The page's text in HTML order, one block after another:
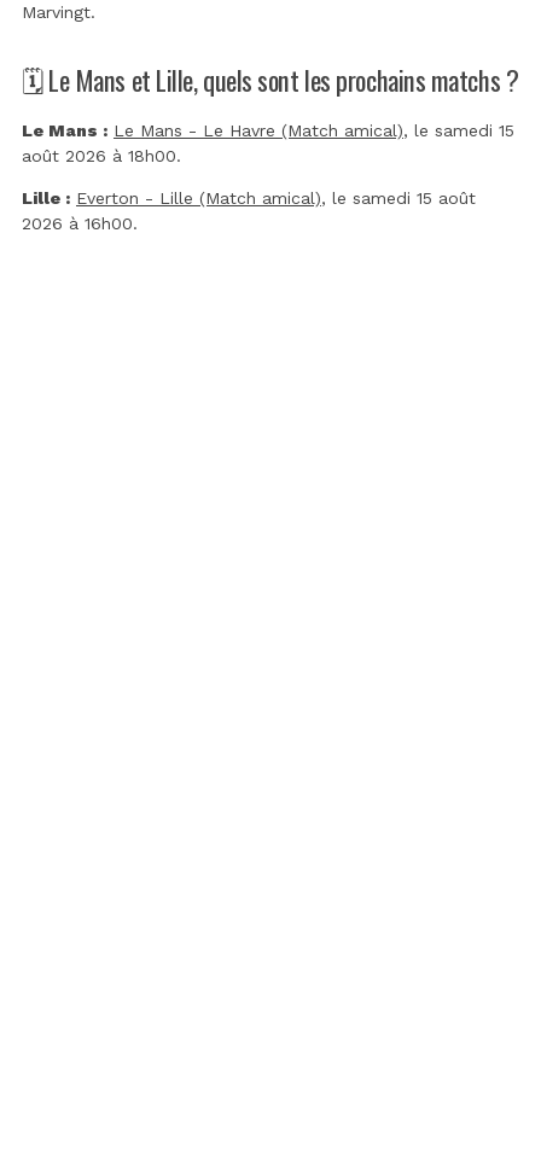
Marvingt.
🗓️ Le Mans et Lille, quels sont les prochains matchs ?
Le Mans : Le Mans - Le Havre (Match amical), le samedi 15
août 2026 à 18h00.
Lille : Everton - Lille (Match amical), le samedi 15 août
2026 à 16h00.